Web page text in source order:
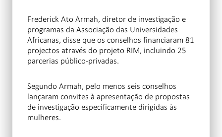
Frederick Ato Armah, diretor de investigação e
programas da Associação das Universidades
Africanas, disse que os conselhos financiaram 81
projectos através do projeto RIM, incluindo 25
parcerias público-privadas.
Segundo Armah, pelo menos seis conselhos
lançaram convites à apresentação de propostas
de investigação especificamente dirigidas às
mulheres.